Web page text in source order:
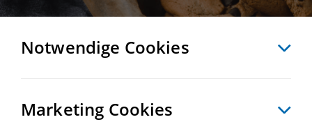
ZURÜCK MERKEN VERGLEICHEN EXPORT PDF
Notwendige Cookies
Marketing Cookies